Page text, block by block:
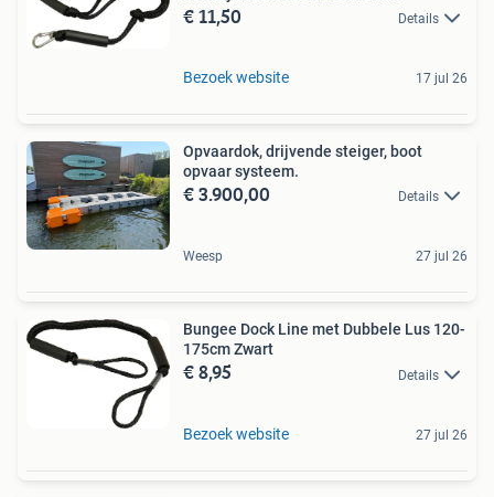
€ 11,50 Details
Bezoek website 17 jul 26
Opvaardok, drijvende steiger, boot
opvaar systeem.
€ 3.900,00 Details
Weesp 27 jul 26
Bungee Dock Line met Dubbele Lus 120-
175cm Zwart
€ 8,95 Details
Bezoek website 27 jul 26